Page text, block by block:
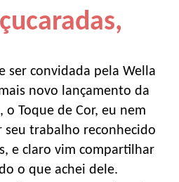
ser convidada pela Wella
novo lançamento da
o Toque de Cor, eu nem
trabalho reconhecido
e claro vim compartilhar
o que achei dele.